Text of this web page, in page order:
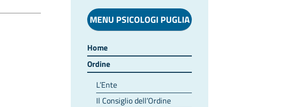
MENU PSICOLOGI PUGLIA
Home
Ordine
L’Ente
Il Consiglio dell’Ordine